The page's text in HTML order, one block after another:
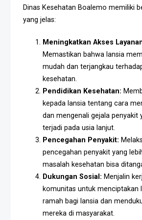
Dinas Kesehatan Boalemo memiliki
yang jelas:
Meningkatkan Akses
Memastikan bahwa lansia
mudah dan terjangkau
kesehatan.
Pendidikan Kesehatan:
kepada lansia tentang cara
dan mengenali gejala penyakit
terjadi pada usia lanjut.
Pencegahan Penyakit:
pencegahan penyakit yang
masalah kesehatan bisa
Dukungan Sosial: Menjalin
komunitas untuk menciptakan
ramah bagi lansia dan
mereka di masyarakat.